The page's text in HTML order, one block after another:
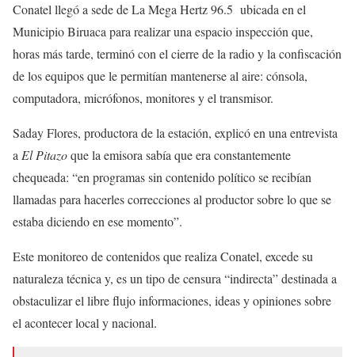
Conatel llegó a sede de La Mega Hertz 96.5 ubicada en el
Municipio Biruaca para realizar una espacio inspección que,
horas más tarde, terminó con el cierre de la radio y la confiscación
de los equipos que le permitían mantenerse al aire: cónsola,
computadora, micrófonos, monitores y el transmisor.
Saday Flores, productora de la estación, explicó en una entrevista
a El Pitazoque la emisora sabía que era constantemente
chequeada: “en programas sin contenido político se recibían
llamadas para hacerles correcciones al productor sobre lo que se
estaba diciendo en ese momento”.
Este monitoreo de contenidos que realiza Conatel, excede su
naturaleza técnica y, es un tipo de censura “indirecta” destinada a
obstaculizar el libre flujo informaciones, ideas y opiniones sobre
el acontecer local y nacional.